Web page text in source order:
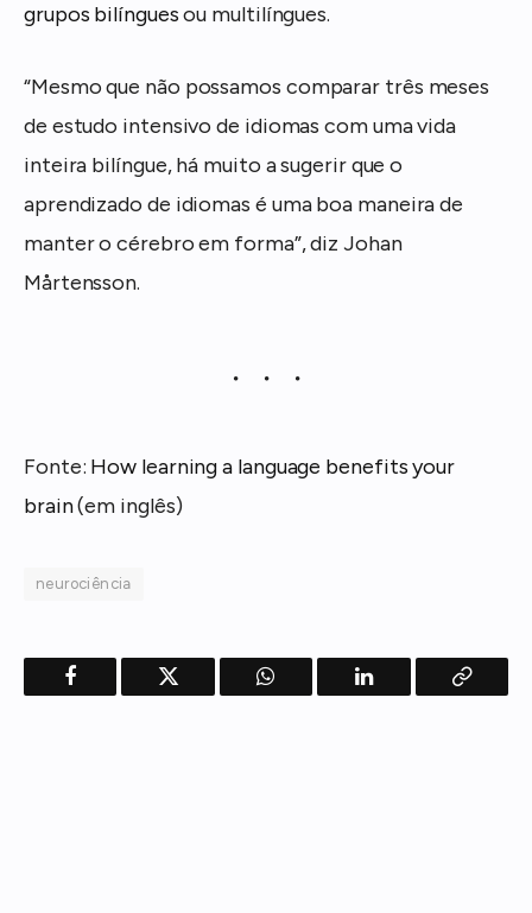
grupos bilínguesou multilíngues.
“Mesmo que não possamos comparar três meses
de estudo intensivo de idiomas com uma vida
inteira bilíngue, há muito a sugerir que o
aprendizado de idiomas é uma boa maneira de
manter o cérebro em forma”, diz Johan
Mårtensson.
Fonte: How learning a language benefits your
brain(em inglês)
neurociência
Facebook Twitter WhatsApp LinkedIn
Copy